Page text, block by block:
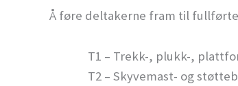
Å føre deltakerne fram til
T1 – Trekk-, plukk-,
T2 – Skyvemast- og